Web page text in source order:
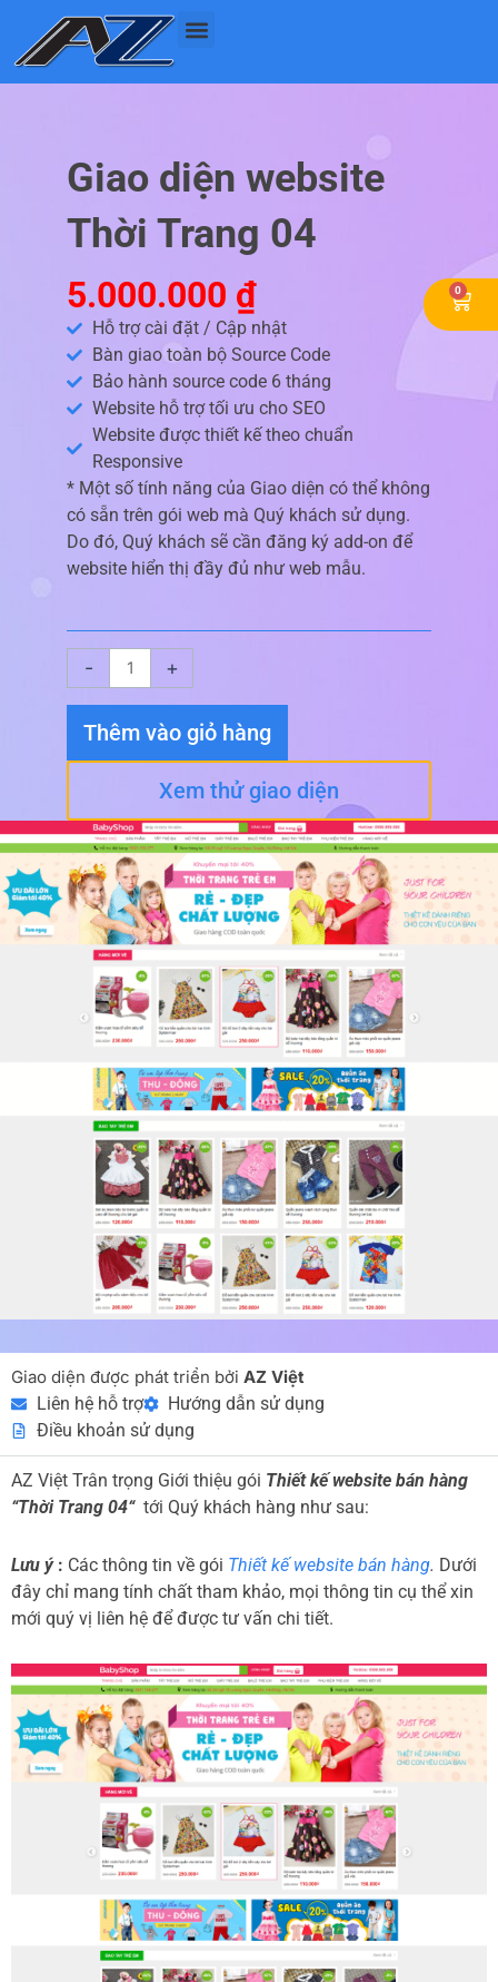
nội
Giao diện website
Thời Trang 04
5.000.000 ₫
Hỗ trợ cài đặt / Cập nhật
Bàn giao toàn bộ Source Code
Bảo hành source code 6 tháng
Website hỗ trợ tối ưu cho SEO
Website được thiết kế theo chuẩn
Responsive
* Một số tính năng của Giao diện có thể không
có sẵn trên gói web mà Quý khách sử dụng.
Do đó, Quý khách sẽ cần đăng ký add-on để
website hiển thị đầy đủ như web mẫu.
-
diện
Thời
Trang
số
lượng
+
Thêm vào giỏ hàng
Xem thử giao diện
Giao diện được phát triển bởi AZ Việt
Liên hệ hỗ trợ
Hướng dẫn sử dụng
Điều khoản sử dụng
AZ Việt Trân trọng Giới thiệu gói Thiết kế website bán hàng
“Thời Trang 04“ tới Quý khách hàng như sau:
Lưu ý: Các thông tin về gói Thiết kế website bán hàng. Dưới
đây chỉ mang tính chất tham khảo, mọi thông tin cụ thể xin
mới quý vị liên hệ để được tư vấn chi tiết.
0
Cart